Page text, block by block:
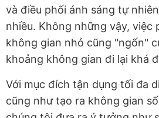
và điều phối ánh sáng tự
nhiều. Không những vậy, việc
không gian nhỏ cũng "ngốn"
khoảng không gian đi lại khá
Với mục đích tận dụng tối đa
cũng như tạo ra không gian